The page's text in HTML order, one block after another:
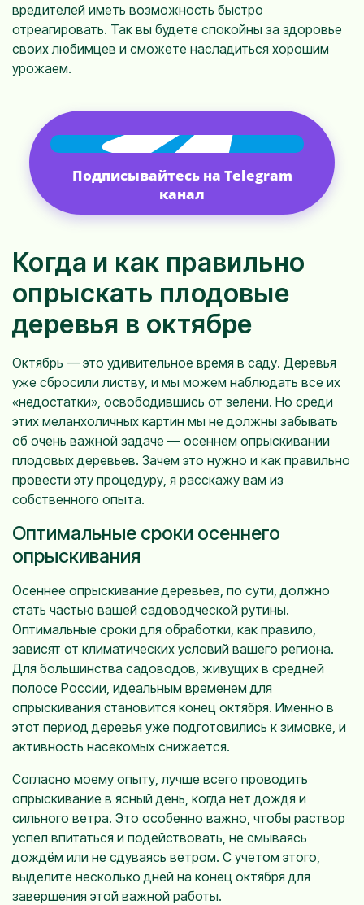
вредителей иметь возможность быстро
отреагировать. Так вы будете спокойны за здоровье
своих любимцев и сможете насладиться хорошим
урожаем.
Подписывайтесь на Telegram
канал
Когда и как правильно
опрыскать плодовые
деревья в октябре
Октябрь — это удивительное время в саду. Деревья
уже сбросили листву, и мы можем наблюдать все их
«недостатки», освободившись от зелени. Но среди
этих меланхоличных картин мы не должны забывать
об очень важной задаче — осеннем опрыскивании
плодовых деревьев. Зачем это нужно и как правильно
провести эту процедуру, я расскажу вам из
собственного опыта.
Оптимальные сроки осеннего
опрыскивания
Осеннее опрыскивание деревьев, по сути, должно
стать частью вашей садоводческой рутины.
Оптимальные сроки для обработки, как правило,
зависят от климатических условий вашего региона.
Для большинства садоводов, живущих в средней
полосе России, идеальным временем для
опрыскивания становится конец октября. Именно в
этот период деревья уже подготовились к зимовке, и
активность насекомых снижается.
Согласно моему опыту, лучше всего проводить
опрыскивание в ясный день, когда нет дождя и
сильного ветра. Это особенно важно, чтобы раствор
успел впитаться и подействовать, не смываясь
дождём или не сдуваясь ветром. С учетом этого,
выделите несколько дней на конец октября для
завершения этой важной работы.